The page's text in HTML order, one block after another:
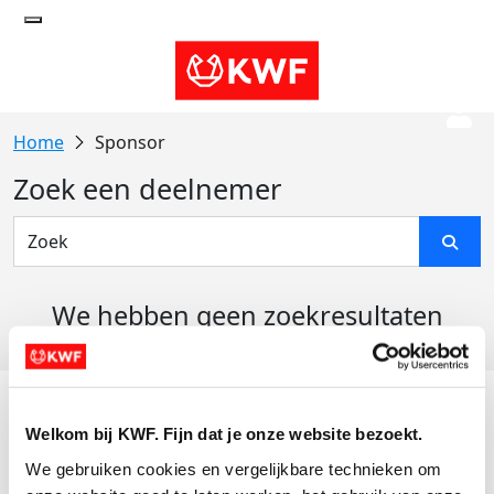
Welkom bij KWF. Fijn dat je onze website bezoekt.
We gebruiken cookies en vergelijkbare technieken om
Sponsor
Zoek een deelnemer
We hebben geen zoekresultaten
Actiematerialen
Evenementen